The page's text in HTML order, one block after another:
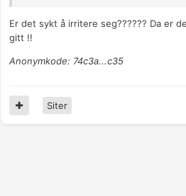
Er det sykt å irritere seg?????? Da er
gitt !!
Anonymkode: 74c3a...c35
Siter